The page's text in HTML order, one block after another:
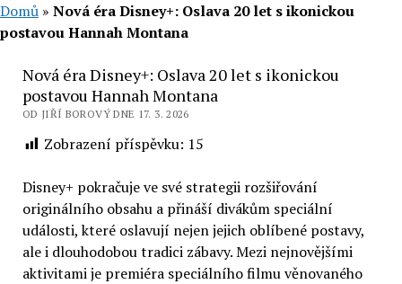
Domů » Nová éra Disney+: Oslava 20 let s ikonickou
postavou Hannah Montana
Nová éra Disney+: Oslava 20 let s ikonickou
postavou Hannah Montana
OD JIŘÍ BOROVÝ DNE 17. 3. 2026
Zobrazení příspěvku: 15
Disney+ pokračuje ve své strategii rozšiřování
originálního obsahu a přináší divákům speciální
události, které oslavují nejen jejich oblíbené postavy,
ale i dlouhodobou tradici zábavy. Mezi nejnovějšími
aktivitami je premiéra speciálního filmu věnovaného